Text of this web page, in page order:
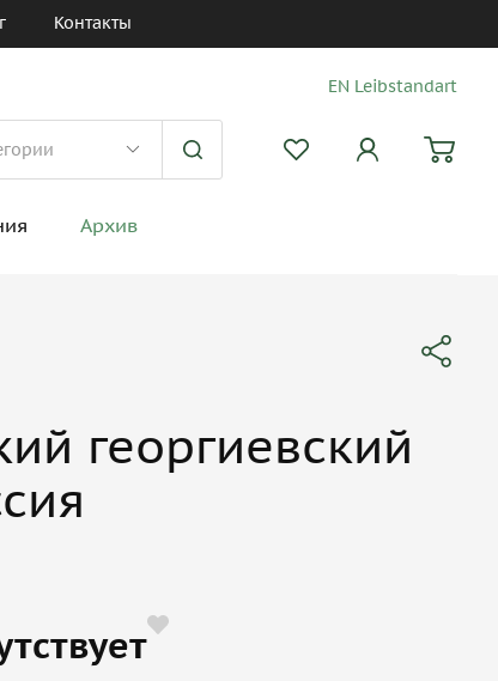
Контакты
EN Leibstandart
Архив
георгиевский